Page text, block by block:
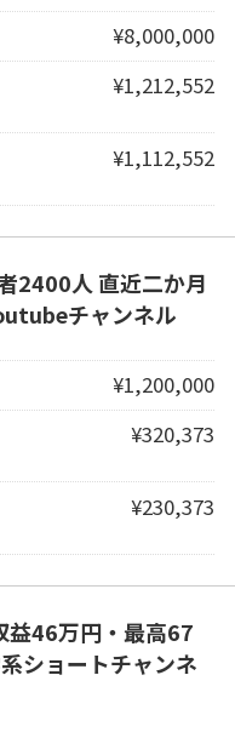
¥8,000,000
¥1,212,552
¥1,112,552
2400人 直近二か月
チャンネル
¥1,200,000
¥320,373
¥230,373
益46万円・最高67
ショートチャンネ